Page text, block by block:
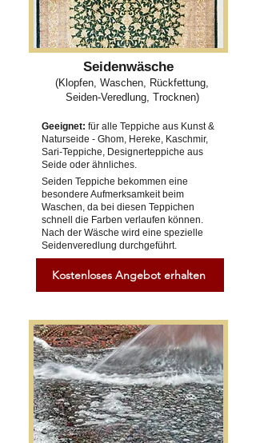
Seidenwäsche
(Klopfen, Waschen, Rückfettung,
Seiden-Veredlung, Trocknen)
Geeignet: für alle Teppiche aus Kunst &
Naturseide - Ghom, Hereke, Kaschmir,
Sari-Teppiche, Designerteppiche aus
Seide oder ähnliches.
Seiden Teppiche bekommen eine
besondere Aufmerksamkeit beim
Waschen, da bei diesen Teppichen
schnell die Farben verlaufen können.
Nach der Wäsche wird eine spezielle
Seidenveredlung durchgeführt.
Kostenloses Angebot erhalten